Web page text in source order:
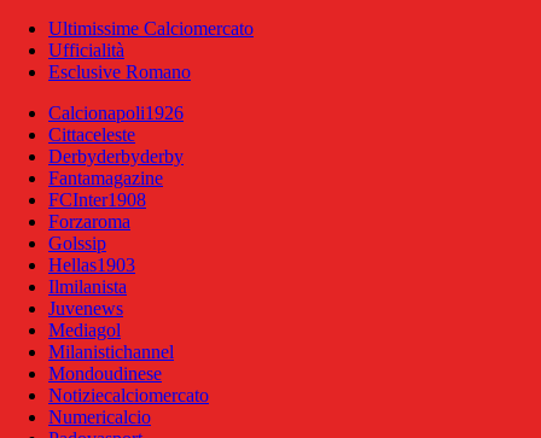
Ultimissime Calciomercato
Ufficialità
Esclusive Romano
Calcionapoli1926
Cittaceleste
Derbyderbyderby
Fantamagazine
FCInter1908
Forzaroma
Golssip
Hellas1903
Ilmilanista
Juvenews
Mediagol
Milanistichannel
Mondoudinese
Notiziecalciomercato
Numericalcio